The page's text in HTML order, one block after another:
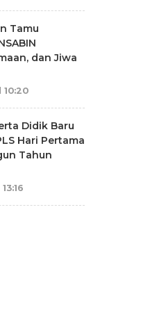
Tamu
dan Jiwa
Didik Baru
Hari Pertama
Tahun